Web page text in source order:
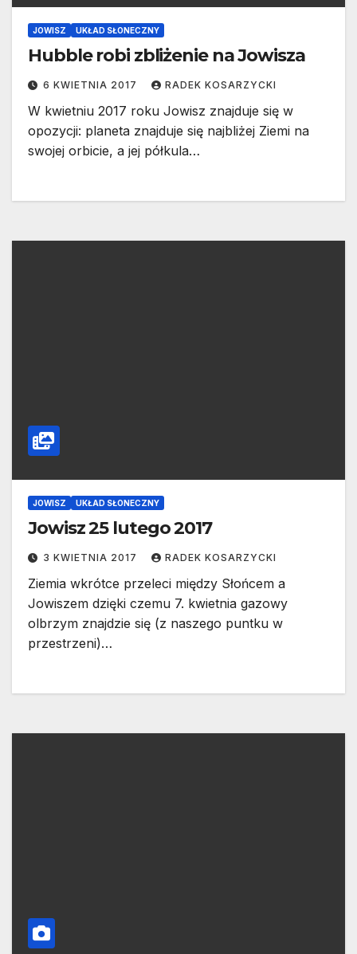
JOWISZ UKŁAD SŁONECZNY
Hubble robi zbliżenie na Jowisza
6 KWIETNIA 2017 RADEK KOSARZYCKI
W kwietniu 2017 roku Jowisz znajduje się w
opozycji: planeta znajduje się najbliżej Ziemi na
swojej orbicie, a jej półkula…
JOWISZ UKŁAD SŁONECZNY
Jowisz 25 lutego 2017
3 KWIETNIA 2017 RADEK KOSARZYCKI
Ziemia wkrótce przeleci między Słońcem a
Jowiszem dzięki czemu 7. kwietnia gazowy
olbrzym znajdzie się (z naszego puntku w
przestrzeni)…